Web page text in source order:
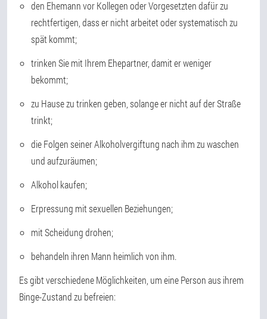
den Ehemann vor Kollegen oder Vorgesetzten dafür zu
rechtfertigen, dass er nicht arbeitet oder systematisch zu
spät kommt;
trinken Sie mit Ihrem Ehepartner, damit er weniger
bekommt;
zu Hause zu trinken geben, solange er nicht auf der Straße
trinkt;
die Folgen seiner Alkoholvergiftung nach ihm zu waschen
und aufzuräumen;
Alkohol kaufen;
Erpressung mit sexuellen Beziehungen;
mit Scheidung drohen;
behandeln ihren Mann heimlich von ihm.
Es gibt verschiedene Möglichkeiten, um eine Person aus ihrem
Binge-Zustand zu befreien: